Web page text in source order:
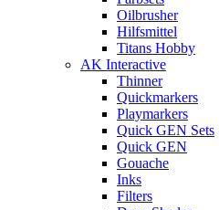
Oilbrusher
Hilfsmittel
Titans Hobby
AK Interactive
Thinner
Quickmarkers
Playmarkers
Quick GEN Sets
Quick GEN
Gouache
Inks
Filters